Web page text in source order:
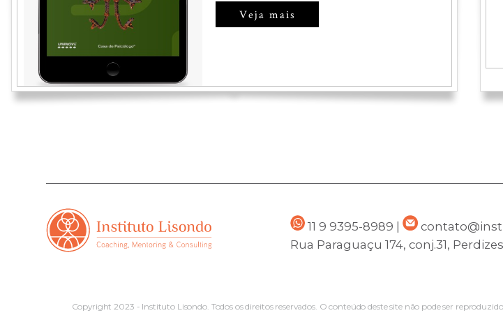
Veja mais
11 9 9395-8989 |
Rua Paraguaçu 174, conj.31, Perdizes
Copyright 2023 - Instituto Lisondo. Todos os direitos reservados. O conteúdo deste site não pode ser